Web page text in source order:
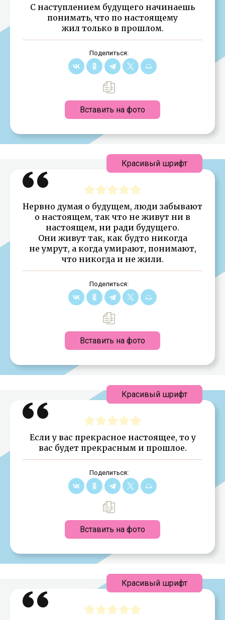
С наступлением будущего начинаешь
понимать, что по настоящему
жил только в прошлом.
Поделиться:
Вставить на фото
Нервно думая о будущем, люди забывают
о настоящем, так что не живут ни в
настоящем, ни ради будущего.
Они живут так, как будто никогда
не умрут, а когда умирают, понимают,
что никогда и не жили.
Поделиться:
Вставить на фото
Красивый шрифт
Если у вас прекрасное настоящее, то у
вас будет прекрасным и прошлое.
Поделиться:
Вставить на фото
Красивый шрифт
Красивый шрифт